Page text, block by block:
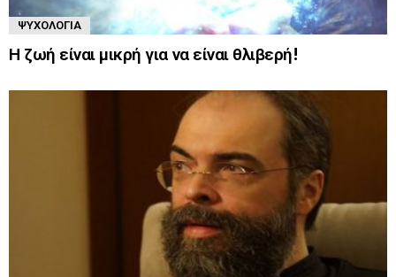
ΨΥΧΟΛΟΓΊΑ
Η ζωή είναι μικρή για να είναι θλιβερή!